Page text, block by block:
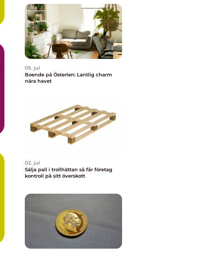
05. jul
Boende på Österlen: Lantlig charm
nära havet
02. jul
Sälja pall i trollhättan så får företag
kontroll på sitt överskott